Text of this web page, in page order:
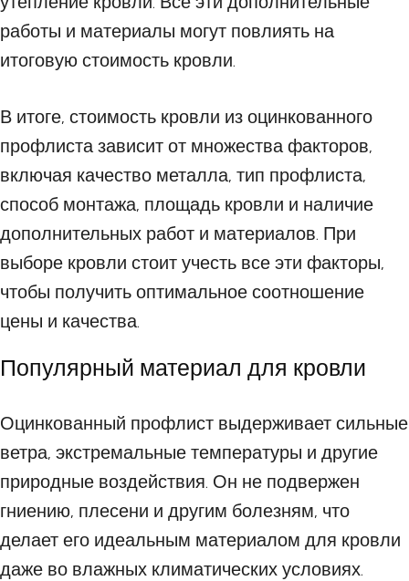
работы и материалы могут повлиять на
итоговую стоимость кровли.
В итоге, стоимость кровли из оцинкованного
профлиста зависит от множества факторов,
включая качество металла, тип профлиста,
способ монтажа, площадь кровли и наличие
дополнительных работ и материалов. При
выборе кровли стоит учесть все эти факторы,
чтобы получить оптимальное соотношение
цены и качества.
Популярный материал для кровли
Оцинкованный профлист выдерживает сильные
ветра, экстремальные температуры и другие
природные воздействия. Он не подвержен
гниению, плесени и другим болезням, что
делает его идеальным материалом для кровли
даже во влажных климатических условиях.